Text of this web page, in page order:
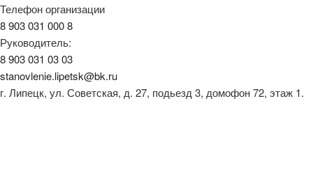
Телефон организации
8 903 031 000 8
Руководитель:
8 903 031 03 03
stanovlenie.lipetsk@bk.ru
г. Липецк, ул. Советская, д. 27, подьезд 3, домофон 72, этаж 1.